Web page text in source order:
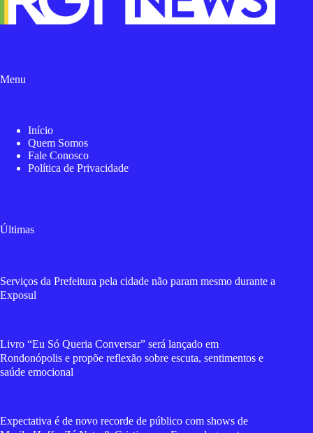
Menu
Início
Quem Somos
Fale Conosco
Política de Privacidade
Últimas
Serviços da Prefeitura pela cidade não param mesmo durante a
Exposul
Livro “Eu Só Queria Conversar” será lançado em
Rondonópolis e propõe reflexão sobre escuta, sentimentos e
saúde emocional
Expectativa é de novo recorde de público com shows de